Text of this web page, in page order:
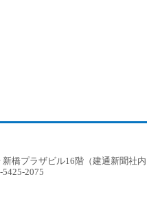
橋プラザビル16階（建通新聞社
2075